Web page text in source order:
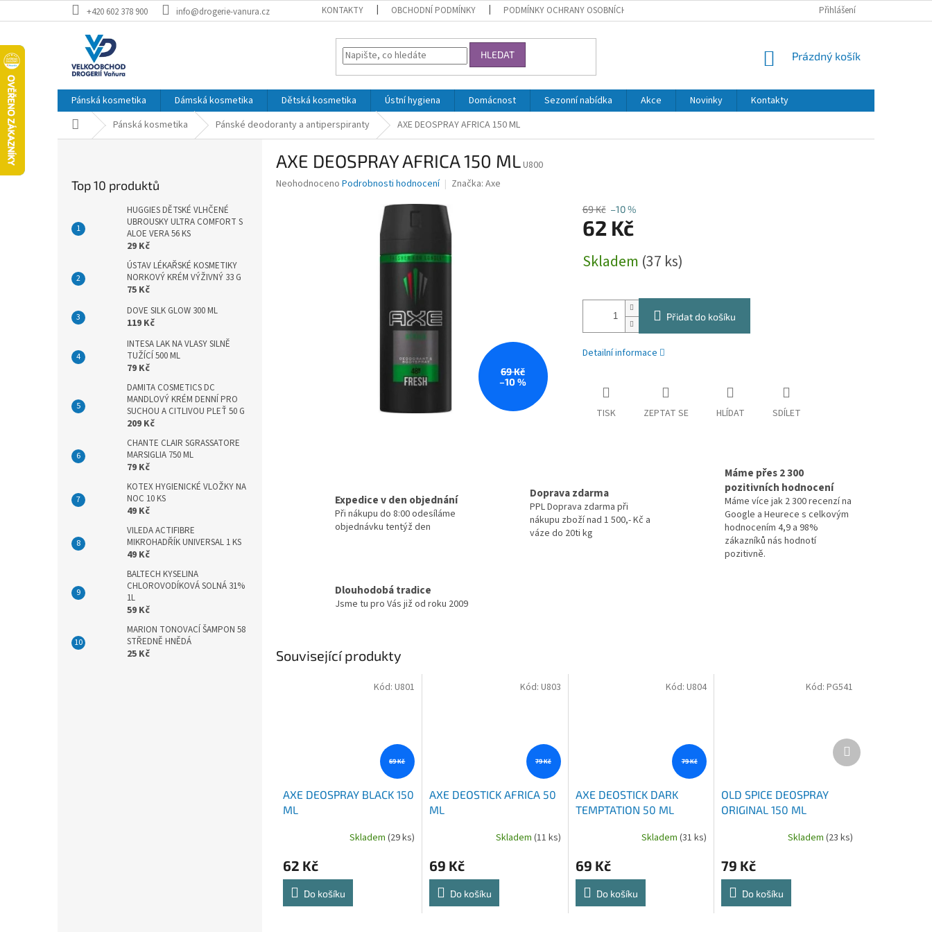
na
+420 602 378 900 info@drogerie-vanura.cz KONTAKTY OBCHODNÍ PODMÍNKY PODMÍNKY OCHRANY OSOBNÍCH ÚDAJŮ Přihlášení
HLEDAT
NÁKUPNÍ
Prázdný košík
Pánská kosmetika Dámská kosmetika Dětská kosmetika Ústní hygiena Domácnost Sezonní nabídka Akce Novinky
Kontakty
Domů Pánská kosmetika Pánské deodoranty a antiperspiranty AXE DEOSPRAY AFRICA 150 ML
Top 10 produktů
HUGGIES DĚTSKÉ VLHČENÉ
UBROUSKY ULTRA COMFORT S
ALOE VERA 56 KS
29 Kč
ÚSTAV LÉKAŘSKÉ KOSMETIKY
NORKOVÝ KRÉM VÝŽIVNÝ 33 G
75 Kč
DOVE SILK GLOW 300 ML
119 Kč
INTESA LAK NA VLASY SILNĚ
TUŽÍCÍ 500 ML
79 Kč
DAMITA COSMETICS DC
MANDLOVÝ KRÉM DENNÍ PRO
SUCHOU A CITLIVOU PLEŤ 50 G
209 Kč
CHANTE CLAIR SGRASSATORE
MARSIGLIA 750 ML
79 Kč
KOTEX HYGIENICKÉ VLOŽKY NA
NOC 10 KS
49 Kč
VILEDA ACTIFIBRE
MIKROHADŘÍK UNIVERSAL 1 KS
49 Kč
BALTECH KYSELINA
CHLOROVODÍKOVÁ SOLNÁ 31%
1L
59 Kč
MARION TONOVACÍ ŠAMPON 58
STŘEDNĚ HNĚDÁ
25 Kč
AXE DEOSPRAY AFRICA 150 MLU800
Průměrné
Neohodnoceno Podrobnosti hodnocení Značka: Axe
69 Kč
–10 %
69 Kč –10 %
62 Kč
cena:
Skladem (37 ks)
Přidat do košíku
Detailní informace
TISK ZEPTAT SE HLÍDAT SDÍLET
Expedice v den objednání
Při nákupu do 8:00 odesíláme
objednávku tentýž den
Doprava zdarma
PPL Doprava zdarma při
nákupu zboží nad 1 500,- Kč a
váze do 20ti kg
Máme přes 2 300
pozitivních hodnocení
Máme více jak 2 300 recenzí na
Google a Heurece s celkovým
hodnocením 4,9 a 98%
zákazníků nás hodnotí
pozitivně.
Dlouhodobá tradice
Jsme tu pro Vás již od roku 2009
Související produkty
69 Kč
AXE DEOSPRAY BLACK 150
ML
Skladem (29 ks)
62 Kč
Do košíku
Kód: U801
79 Kč
AXE DEOSTICK AFRICA 50
ML
Skladem (11 ks)
69 Kč
Do košíku
Kód: U803
79 Kč
AXE DEOSTICK DARK
TEMPTATION 50 ML
Skladem(31 ks)
69 Kč
Do košíku
Kód:U804
OLD SPICE DEOSPRAY
ORIGINAL 150 ML
Skladem (23 ks)
79 Kč
Do košíku
Kód: PG541
Další
produkt